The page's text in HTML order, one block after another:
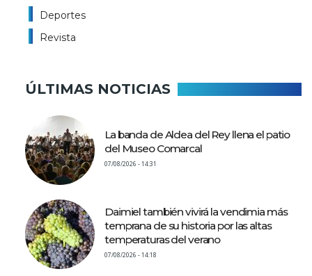
Deportes
Revista
ÚLTIMAS NOTICIAS
La banda de Aldea del Rey llena el patio
del Museo Comarcal
07/08/2026 - 14:31
Daimiel también vivirá la vendimia más
temprana de su historia por las altas
temperaturas del verano
07/08/2026 - 14:18